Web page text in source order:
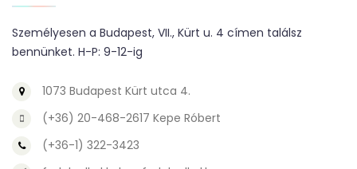
Személyesen a Budapest, VII., Kürt u. 4 címen találsz
bennünket. H-P: 9-12-ig
1073 Budapest Kürt utca 4.
(+36) 20-468-2617 Kepe Róbert
(+36-1) 322-3423